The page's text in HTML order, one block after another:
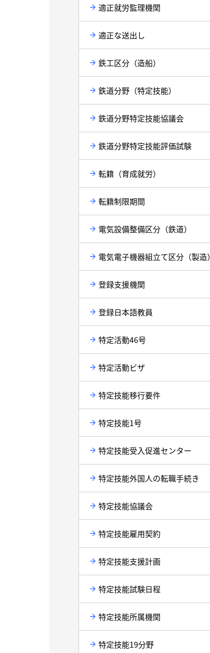
適正就労監理機関
適正な送出し
鉄工区分（造船）
鉄道分野（特定技能）
鉄道分野特定技能協議会
鉄道分野特定技能評価試験
転籍（育成就労）
転籍制限期間
電気設備整備区分（鉄道）
電気電子機器組立て区分（製造）
登録支援機関
登録日本語教員
特定活動46号
特定活動ビザ
特定技能移行要件
特定技能1号
特定技能受入促進センター
特定技能外国人の転職手続き
特定技能協議会
特定技能雇用契約
特定技能支援計画
特定技能試験日程
特定技能所属機関
特定技能19分野